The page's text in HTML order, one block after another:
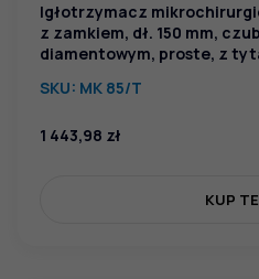
Igłotrzymacz
z zamkiem, dł. 150 mm,
diamentowym, proste, z
SKU: MK 85/T
1 443,98 zł
KUP